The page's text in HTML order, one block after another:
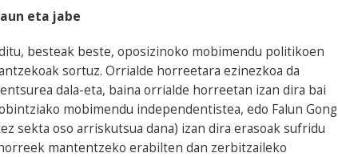
eta jabe
besteak beste, oposizinoko mobimendu politikoen
sortuz. Orrialde horreetara ezinezkoa da
dala-eta, baina orrialde horreetan izan dira bai
mobimendu independentistea, edo Falun Gong
sekta oso arriskutsua dana) izan dira erasoak sufridu
mantentzeko erabilten dan zerbitzaileko